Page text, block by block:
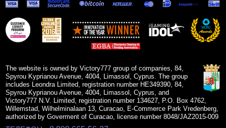
16952 ₽
ivan-lev***
Reel Thunder
The website is owned by Victory777 group of companies, 84,
Spyrou Kyprianou Avenue, 4004, Limassol, Cyprus. The group
includes Leondra Limited, registration number HE349390, 84,
Spyrou Kyprianou Avenue, 4004, Limassol, Cyprus, and
Victory777 N.V. Limited, registration number 134627, P.O. Box 4762,
Willemstad, Wilhelminalaan 13, Curacao, E-Commerce Park Vredenberg,
authorized by Goverment of Curacao, license number 8048/JAZ2015-009